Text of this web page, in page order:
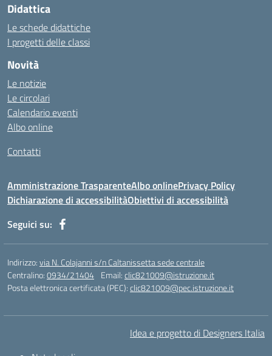
https://cbt.mtstisungaiguntung.sch.id/
https://cesarpsicanalista.com/
https://aprici.am/
https://ammax.com.br/contato/
https://jsph.loupiasconference.org/
https://barconsultant.fr/
https://honda-permata.id
https://consumidor.educandoalcampo.org/
https://supremesolar.id/about-us/
https://irgap.unistra.fr/
https://jebma.loupiasconference.org
https://promo.rockbowl.com.br/
https://coronginformasi.com/
https://bellatorequestrian.co.id/
https://trafficbuilder.biz/
https://training.messring.de/
https://run.brainybunch.com/
https://balidwipa.coop.id/
Didattica
Le schede didattiche
I progetti delle classi
Novità
Le notizie
Le circolari
Calendario eventi
Albo online
Contatti
Amministrazione TrasparenteAlbo onlinePrivacy Policy
Dichiarazione di accessibilitàObiettivi di accessibilità
Seguici su:
Indirizzo:via N. Colajanni s/n Caltanissetta sede centrale
Centralino:0934/21404 Email:clic821009@istruzione.it
Posta elettronica certificata (PEC):clic821009@pec.istruzione.it
Idea e progetto di Designers Italia